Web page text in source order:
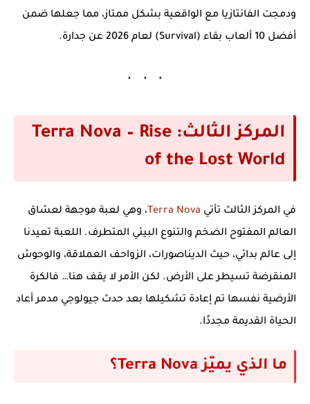
ودمجت الفانتازيا مع الواقعية بشكل ممتاز، مما جعلها ضمن
أفضل 10 ألعاب بقاء (Survival) لعام 2026
عن جدارة.
المركز الثالث: Terra Nova – Rise
of the Lost World
في المركز الثالث تأتي Terra Nova ، وهي لعبة موجهة لعشاق
العالم المفتوح الضخم والتنوع البيئي المتطرف. اللعبة تعيدنا
إلى عالم بدائي، حيث الديناصورات، الزواحف العملاقة، والوحوش
المنقرضة تسيطر على الأرض. لكن الأمر لا يقف هنا… فالكرة
الأرضية نفسها تم إعادة تشكيلها بعد حدث جيولوجي مدمر أعاد
الحياة القديمة مجددًا.
ما الذي يميّز Terra Nova؟